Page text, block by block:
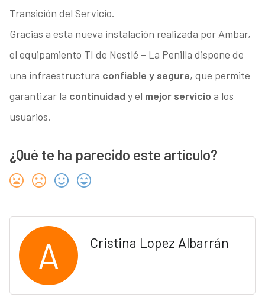
Transición del Servicio.
Gracias a esta nueva instalación realizada por Ambar,
el equipamiento TI de Nestlé – La Penilla dispone de
una infraestructura confiable y segura, que permite
garantizar la continuidad y el mejor servicio a los
usuarios.
¿Qué te ha parecido este artículo?
A Cristina Lopez Albarrán